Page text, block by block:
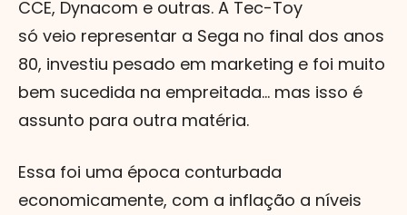
CCE, Dynacom e outras. A Tec-Toy
só veio representar a Sega no final dos anos
80, investiu pesado em marketing e foi muito
bem sucedida na empreitada... mas isso é
assunto para outra matéria.
Essa foi uma época conturbada
economicamente, com a inflação a níveis